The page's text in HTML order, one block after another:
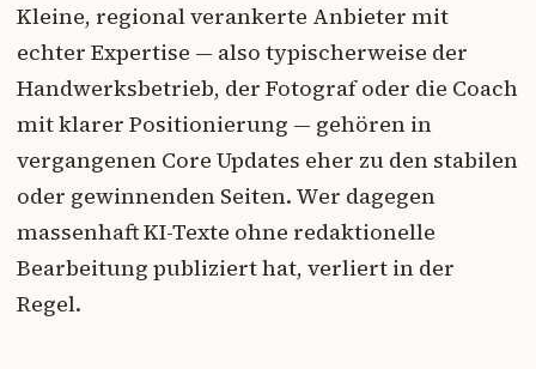
Kleine, regional verankerte Anbieter mit
echter Expertise — also typischerweise der
Handwerksbetrieb, der Fotograf oder die Coach
mit klarer Positionierung — gehören in
vergangenen Core Updates eher zu den stabilen
oder gewinnenden Seiten. Wer dagegen
massenhaft KI-Texte ohne redaktionelle
Bearbeitung publiziert hat, verliert in der
Regel.